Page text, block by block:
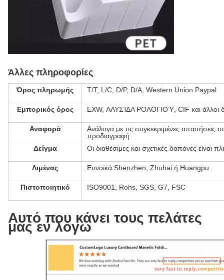
Άλλες πληροφορίες
Όρος πληρωμής T/T, L/C, D/P, D/A, Western Union Paypal
Εμπορικός όρος EXW, ΑΛΥΣΊΔΑ ΡΟΛΟΓΙΟΎ, CIF και άλλοι
Αναφορά
Ανάλογα με τις συγκεκριμένες απαιτήσεις
προδιαγραφή
Δείγμα
Οι διαθέσιμες και σχετικές δαπάνες είναι
Λιμένας Ευνοϊκά Shenzhen, Zhuhai ή Huangpu
Πιστοποιητικό ISO9001, Rohs, SGS, G7, FSC
Αυτό που κάνει τους πελάτες
μας εν λόγω